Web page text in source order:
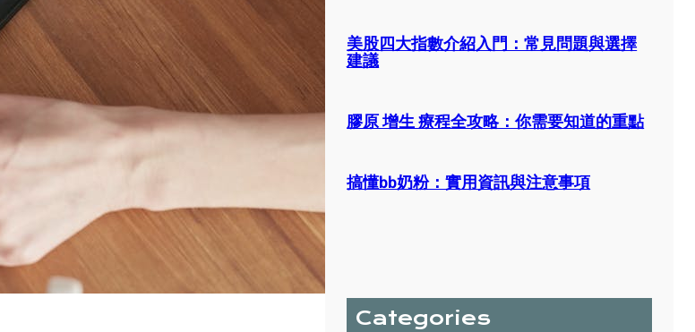
美股四大指數介紹入門：常見問題與選擇
建議
膠原 增生 療程全攻略：你需要知道的重點
搞懂bb奶粉：實用資訊與注意事項
Categories